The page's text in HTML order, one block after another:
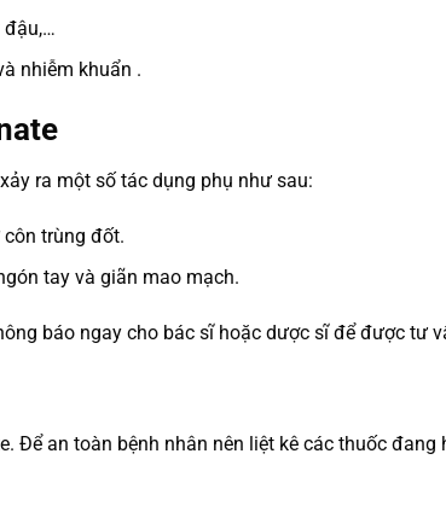
đậu,…
nhiễm khuẩn .
ra một số tác dụng phụ như sau:
trùng đốt.
tay và giãn mao mạch.
báo ngay cho bác sĩ hoặc dược sĩ để được tư
Để an toàn bệnh nhân nên liệt kê các thuốc